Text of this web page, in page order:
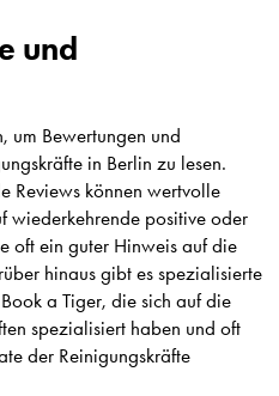
und
um Bewertungen und
in Berlin zu lesen.
Reviews können wertvolle
wiederkehrende positive oder
oft ein guter Hinweis auf die
hinaus gibt es spezialisierte
a Tiger, die sich auf die
spezialisiert haben und oft
der Reinigungskräfte